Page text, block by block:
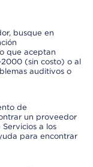
busque en
que aceptan
2000 (sin costo) o al
auditivos o
de
un proveedor
a los
para encontrar